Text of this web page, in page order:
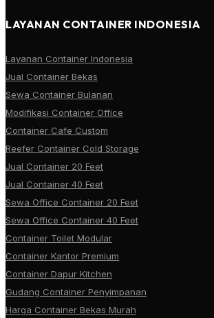
LAYANAN CONTAINER INDONESIA
Layanan Container Indonesia
Jual Container Bekas
Sewa Container Bulanan
Modifikasi Container Office
Container Cafe Custom
Reefer Container Cold Storage
Jual Container 20 Feet
Jual Container 40 Feet
Sewa Office Container 20 Feet
Sewa Office Container 40 Feet
Container Toilet Modular
Container Kantor Premium
Container Dapur Kitchen
Gudang Container Penyimpanan
Harga Container Bekas Murah